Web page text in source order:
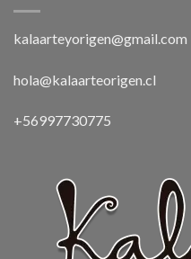
kalaarteyorigen@gmail.com
hola@kalaarteorigen.cl
+56997730775